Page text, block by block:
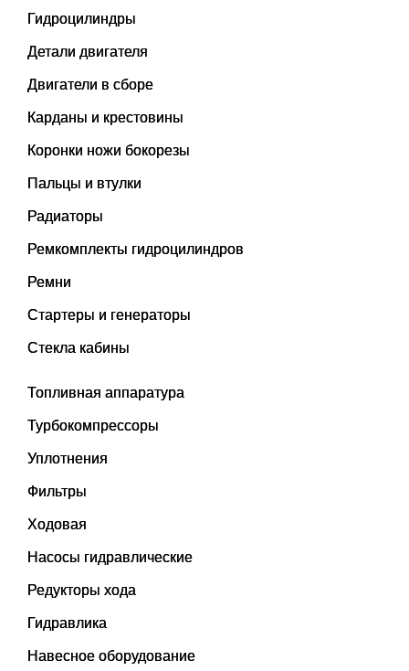
Гидроцилиндры
Детали двигателя
Двигатели в сборе
Карданы и крестовины
Коронки ножи бокорезы
Пальцы и втулки
Радиаторы
Ремкомплекты гидроцилиндров
Ремни
Стартеры и генераторы
Стекла кабины
Топливная аппаратура
Турбокомпрессоры
Уплотнения
Фильтры
Ходовая
Насосы гидравлические
Редукторы хода
Гидравлика
Навесное оборудование